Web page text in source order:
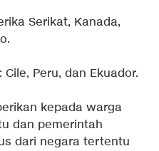
Serikat, Kanada,
Peru, dan Ekuador.
kepada warga
dan pemerintah
dari negara tertentu